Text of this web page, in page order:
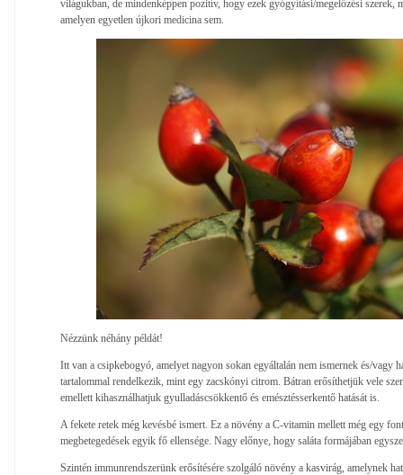
világukban, de mindenképpen pozitív, hogy ezek gyógyítási/megelőzési szerek,
amelyen egyetlen újkori medicina sem.
Nézzünk néhány példát!
Itt van a csipkebogyó, amelyet nagyon sokan egyáltalán nem ismernek és/vagy
tartalommal rendelkezik, mint egy zacskónyi citrom. Bátran erősíthetjük vele
emellett kihasználhatjuk gyulladáscsökkentő és emésztésserkentő hatását is.
A fekete retek még kevésbé ismert. Ez a növény a C-vitamin mellett még egy
megbetegedések egyik fő ellensége. Nagy előnye, hogy saláta formájában
Szintén immunrendszerünk erősítésére szolgáló növény a kasvirág, amelynek